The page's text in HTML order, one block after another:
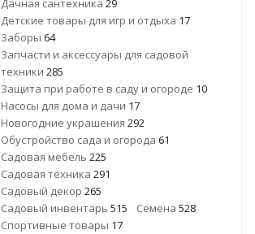
Дачная сантехника 29
Детские товары для игр и отдыха 17
Заборы 64
Запчасти и аксессуары для садовой
техники 285
Защита при работе в саду и огороде 10
Насосы для дома и дачи 17
Новогодние украшения 292
Обустройство сада и огорода 61
Садовая мебель 225
Садовая техника 291
Садовый декор 265
Садовый инвентарь 515 Семена 528
Спортивные товары 17